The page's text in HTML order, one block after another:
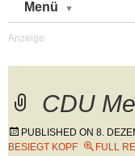
Menü
CDU
PUBLISHED ON 8.
BESIEGT KOPF
FULL